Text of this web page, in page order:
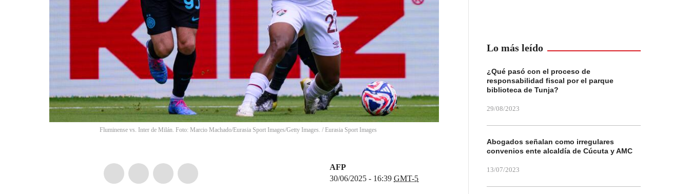
Fluminense vs. Inter de Milán. Foto: Marcio Machado/Eurasia Sport Images/Getty Images. / Eurasia Sport Images
AFP
30/06/2025 - 16:39 GMT-5
Lo más leído
¿Qué pasó con el proceso de
responsabilidad fiscal por el parque
biblioteca de Tunja?
29/08/2023
Abogados señalan como irregulares
convenios ente alcaldía de Cúcuta y AMC
13/07/2023